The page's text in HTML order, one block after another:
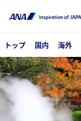
トップ 国内 海外